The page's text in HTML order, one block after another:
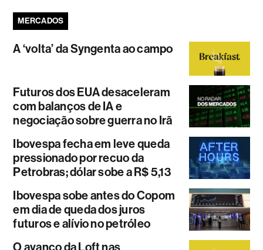
MERCADOS
A ‘volta’ da Syngenta ao campo
Futuros dos EUA desaceleram
com balanços de IA e
negociação sobre guerra no Irã
Ibovespa fecha em leve queda
pressionado por recuo da
Petrobras; dólar sobe a R$ 5,13
Ibovespa sobe antes do Copom
em dia de queda dos juros
futuros e alívio no petróleo
O avanço da Loft nas